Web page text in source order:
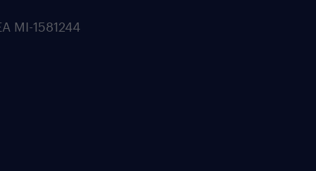
MI-1581244